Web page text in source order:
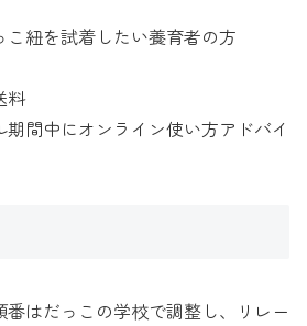
こ紐を試着したい養育者の方
料
間中にオンライン使い方アドバイ
はだっこの学校で調整し、リレー